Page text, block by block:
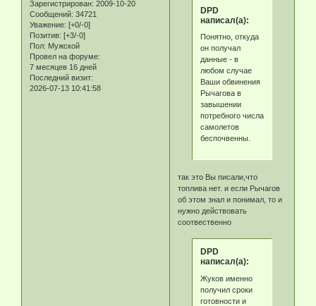
Зарегистрирован: 2009-10-20
Сообщений: 34721
Уважение: [+0/-0]
Позитив: [+3/-0]
Пол: Мужской
Провел на форуме:
7 месяцев 16 дней
Последний визит:
2026-07-13 10:41:58
DPD
написал(а):
Понятно, откуда
он получал
данные - в
любом случае
Ваши обвинения
Рычагова в
завышении
потребного числа
самолетов
беспочвенны.
так это Вы писали,что
топлива нет. и если Рычагов
об этом знал и понимал, то и
нужно действовать
соотвественно
DPD
написал(а):
Жуков именно
получил сроки
готовности и